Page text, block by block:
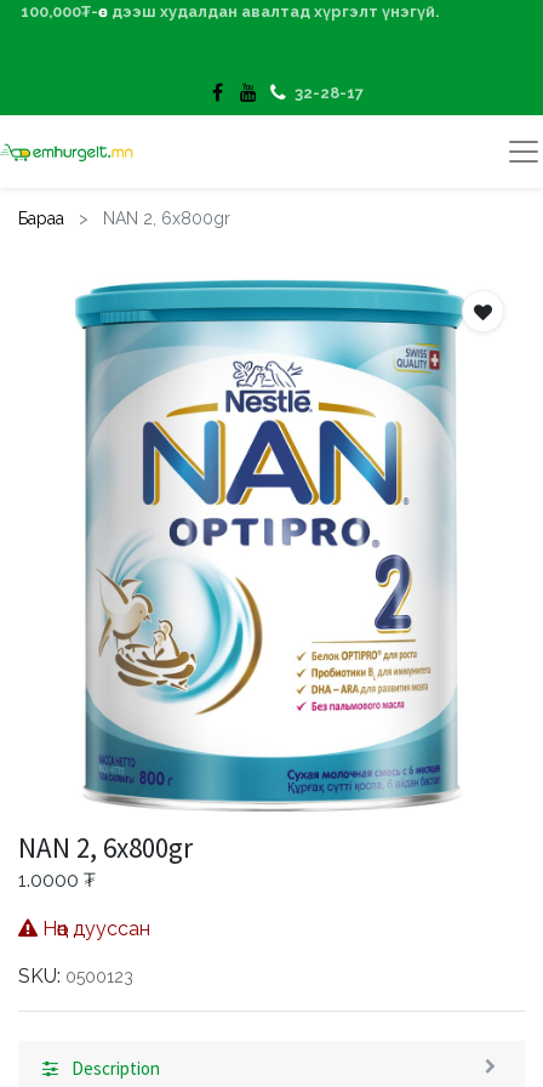
100,000₮-өөс дээш худалдан авалтад хүргэлт үнэгүй.
32-28-17
Бараа NAN 2, 6x800gr
NAN 2, 6x800gr
1.0000 ₮
Нөөц дууссан
SKU: 0500123
Description